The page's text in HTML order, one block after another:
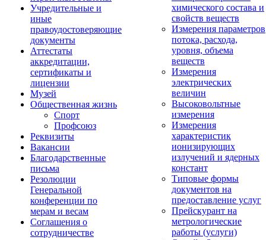
Учредительные и
иные
правоудостоверяющие
документы
Аттестаты
аккредитации,
сертификаты и
лицензии
Музей
Общественная жизнь
Спорт
Профсоюз
Реквизиты
Вакансии
Благодарственные
письма
Резолюции
Генеральной
конференции по
мерам и весам
Соглашения о
сотрудничестве
химического состава и
свойств веществ
Измерения параметров
потока, расхода,
уровня, объема
веществ
Измерения
электрических
величин
Высоковольтные
измерения
Измерения
характеристик
ионизирующих
излучений и ядерных
констант
Типовые формы
документов на
предоставление услуг
Прейскурант на
метрологические
работы (услуги)